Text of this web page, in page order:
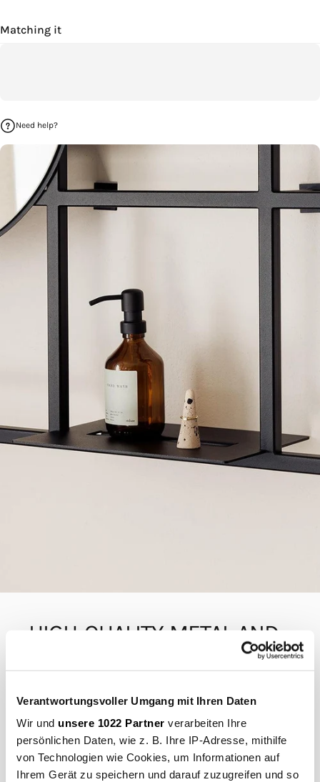
Verantwortungsvoller Umgang mit Ihren Daten
Wir und unsere 1022 Partner verarbeiten Ihre
persönlichen Daten, wie z. B. Ihre IP-Adresse, mithilfe
von Technologien wie Cookies, um Informationen auf
Ihrem Gerät zu speichern und darauf zuzugreifen und so
Matching it
Need help?
HIGH-QUALITY METAL AND
THE
The shelves specifically designed for our metal shelves
RIVO and RIVO S are made of high-quality sheet steel or
naturally oiled oak wood. The larger wall shelf in window
frame look can be equipped with up to twelve shelves,